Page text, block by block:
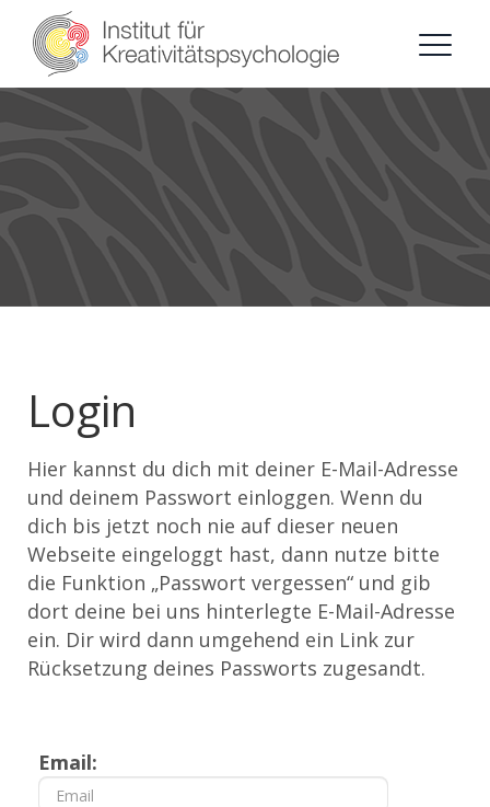
Login
Hier kannst du dich mit deiner E-Mail-Adresse
und deinem Passwort einloggen. Wenn du
dich bis jetzt noch nie auf dieser neuen
Webseite eingeloggt hast, dann nutze bitte
die Funktion „Passwort vergessen“ und gib
dort deine bei uns hinterlegte E-Mail-Adresse
ein. Dir wird dann umgehend ein Link zur
Rücksetzung deines Passworts zugesandt.
Email: